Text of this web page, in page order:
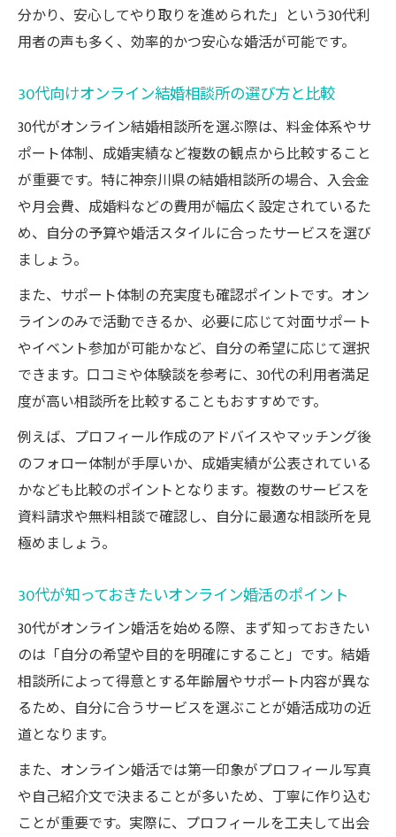
分かり、安心してやり取りを進められた」という30代利
用者の声も多く、効率的かつ安心な婚活が可能です。
30代向けオンライン結婚相談所の選び方と比較
30代がオンライン結婚相談所を選ぶ際は、料金体系やサ
ポート体制、成婚実績など複数の観点から比較すること
が重要です。特に神奈川県の結婚相談所の場合、入会金
や月会費、成婚料などの費用が幅広く設定されているた
め、自分の予算や婚活スタイルに合ったサービスを選び
ましょう。
また、サポート体制の充実度も確認ポイントです。オン
ラインのみで活動できるか、必要に応じて対面サポート
やイベント参加が可能かなど、自分の希望に応じて選択
できます。口コミや体験談を参考に、30代の利用者満足
度が高い相談所を比較することもおすすめです。
例えば、プロフィール作成のアドバイスやマッチング後
のフォロー体制が手厚いか、成婚実績が公表されている
かなども比較のポイントとなります。複数のサービスを
資料請求や無料相談で確認し、自分に最適な相談所を見
極めましょう。
30代が知っておきたいオンライン婚活のポイント
30代がオンライン婚活を始める際、まず知っておきたい
のは「自分の希望や目的を明確にすること」です。結婚
相談所によって得意とする年齢層やサポート内容が異な
るため、自分に合うサービスを選ぶことが婚活成功の近
道となります。
また、オンライン婚活では第一印象がプロフィール写真
や自己紹介文で決まることが多いため、丁寧に作り込む
ことが重要です。実際に、プロフィールを工夫して出会